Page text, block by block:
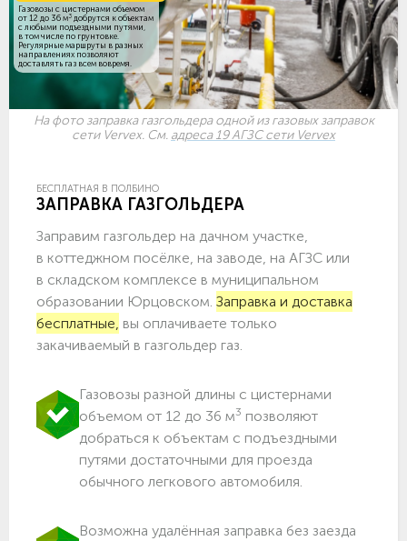
Газовозы с цистернами объемом
от 12 до 36 м3 добрутся к объектам
c любыми подъездными путями,
в том числе по грунтовке.
Регулярные маршруты в разных
направлениях позволяют
доставлять газ всем вовремя.
На фото заправка газгольдера одной из газовых заправок
сети Vervex. См. адреса 19 АГЗС сети Vervex
БЕСПЛАТНАЯ В ПОЛБИНО
ЗАПРАВКА ГАЗГОЛЬДЕРА
Заправим газгольдер на дачном участке,
в коттеджном посёлке, на заводе, на АГЗС или
в складском комплексе в муниципальном
образовании Юрцовском. Заправка и доставка
бесплатные, вы оплачиваете только
закачиваемый в газгольдер газ.
Газовозы разной длины с цистернами
объемом от 12 до 36 м3 позволяют
добраться к объектам c подъездными
путями достаточными для проезда
обычного легкового автомобиля.
Возможна удалённая заправка без заезда